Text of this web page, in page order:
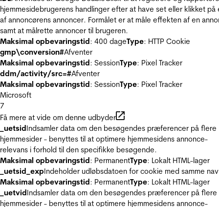
hjemmesidebrugerens handlinger efter at have set eller klikket på
af annoncørens annoncer. Formålet er at måle effekten af en
samt at målrette annoncer til brugeren.
Maksimal opbevaringstid: 400 dageType: HTTP Cookie
gmp\conversion#Afventer
Maksimal opbevaringstid: SessionType: Pixel Tracker
ddm/activity/src=#Afventer
Maksimal opbevaringstid: SessionType: Pixel Tracker
Microsoft
7
Få mere at vide om denne udbyder
_uetsidIndsamler data om den besøgendes præferencer på flere
hjemmesider - benyttes til at optimere hjemmesidens annonce-
relevans i forhold til den specifikke besøgende.
Maksimal opbevaringstid: PermanentType: Lokalt HTML-lager
_uetsid_expIndeholder udløbsdatoen for cookie med samme
Maksimal opbevaringstid: PermanentType: Lokalt HTML-lager
_uetvidIndsamler data om den besøgendes præferencer på flere
hjemmesider - benyttes til at optimere hjemmesidens annonce-